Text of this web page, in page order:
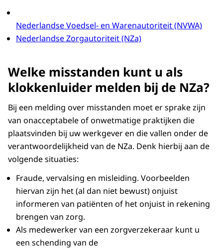
Nederlandse Voedsel- en Warenautoriteit (NVWA)
Nederlandse Zorgautoriteit (NZa)
Welke misstanden kunt u als
klokkenluider melden bij de NZa?
Bij een melding over misstanden moet er sprake zijn
van onacceptabele of onwetmatige praktijken die
plaatsvinden bij uw werkgever en die vallen onder de
verantwoordelijkheid van de NZa. Denk hierbij aan de
volgende situaties:
Fraude, vervalsing en misleiding. Voorbeelden
hiervan zijn het (al dan niet bewust) onjuist
informeren van patiënten of het onjuist in rekening
brengen van zorg.
Als medewerker van een zorgverzekeraar kunt u
een schending van de